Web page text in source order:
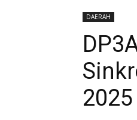
DAERAH
2025